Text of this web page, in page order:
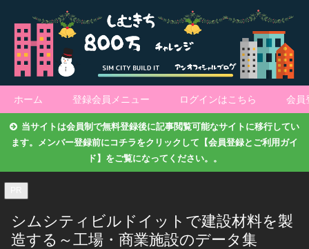
ホーム 登録会員メニュー ログインはこちら 会員
当サイトは会員制で無料登録後に記事閲覧可能なサイトに移行してい
ます。メンバー登録前にコチラをクリックして【会員登録とご利用ガイ
ド】をご覧になってください。。
シムシティビルドイットで建設材料を製
造する～工場・商業施設のデータ集